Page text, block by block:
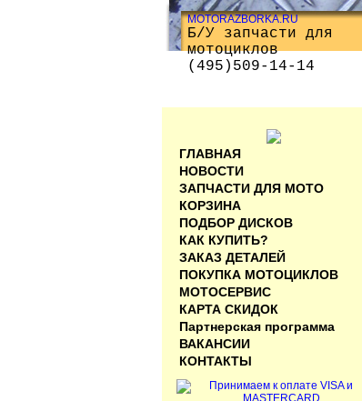
MOTORAZBORKA.RU
Б/У запчасти для
мотоциклов
(495)509-14-14
ГЛАВНАЯ
НОВОСТИ
ЗАПЧАСТИ ДЛЯ МОТО
КОРЗИНА
ПОДБОР ДИСКОВ
КАК КУПИТЬ?
ЗАКАЗ ДЕТАЛЕЙ
ПОКУПКА МОТОЦИКЛОВ
МОТОСЕРВИС
КАРТА СКИДОК
Партнерская программа
ВАКАНСИИ
КОНТАКТЫ